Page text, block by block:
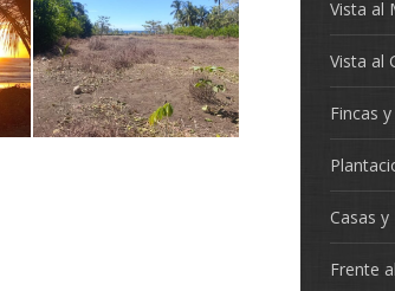
Vista al
Vista al
Fincas
Casas y
Frente